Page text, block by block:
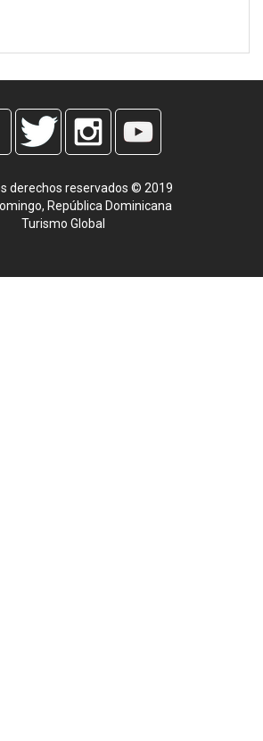
derechos reservados © 2019
República Dominicana
Turismo Global